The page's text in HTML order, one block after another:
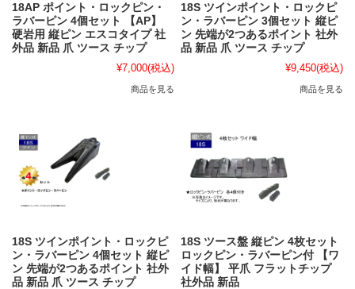
18AP ポイント・ロックピン・
ラバーピン 4個セット 【AP】
硬岩用 縦ピン エスコタイプ 社
外品 新品 爪 ツース チップ
¥7,000(税込)
商品を見る
18S ツインポイント・ロックピ
ン・ラバーピン 3個セット 縦ピ
ン 先端が2つあるポイント 社外
品 新品 爪 ツース チップ
¥9,450(税込)
商品を見る
18S ツインポイント・ロックピ
ン・ラバーピン 4個セット 縦ピ
ン 先端が2つあるポイント 社外
品 新品 爪 ツース チップ
18S ツース盤 縦ピン 4枚セット
ロックピン・ラバーピン付 【ワ
イド幅】 平爪 フラットチップ
社外品 新品